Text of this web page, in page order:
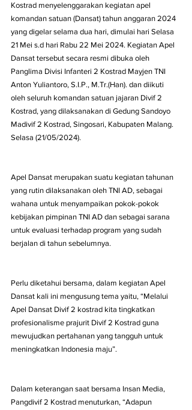
Kostrad menyelenggarakan kegiatan apel
komandan satuan (Dansat) tahun anggaran 2024
yang digelar selama dua hari, dimulai hari Selasa
21 Mei s.d hari Rabu 22 Mei 2024. Kegiatan Apel
Dansat tersebut secara resmi dibuka oleh
Panglima Divisi Infanteri 2 Kostrad Mayjen TNI
Anton Yuliantoro, S.I.P., M.Tr.(Han). dan diikuti
oleh seluruh komandan satuan jajaran Divif 2
Kostrad, yang dilaksanakan di Gedung Sandoyo
Madivif 2 Kostrad, Singosari, Kabupaten Malang.
Selasa (21/05/2024).
Apel Dansat merupakan suatu kegiatan tahunan
yang rutin dilaksanakan oleh TNI AD, sebagai
wahana untuk menyampaikan pokok-pokok
kebijakan pimpinan TNI AD dan sebagai sarana
untuk evaluasi terhadap program yang sudah
berjalan di tahun sebelumnya.
Perlu diketahui bersama, dalam kegiatan Apel
Dansat kali ini mengusung tema yaitu, “Melalui
Apel Dansat Divif 2 kostrad kita tingkatkan
profesionalisme prajurit Divif 2 Kostrad guna
mewujudkan pertahanan yang tangguh untuk
meningkatkan Indonesia maju”.
Dalam keterangan saat bersama Insan Media,
Pangdivif 2 Kostrad menuturkan, “Adapun